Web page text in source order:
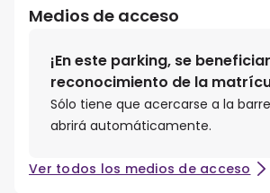
Medios de acceso
¡En este parking, se
reconocimiento de la
Sólo tiene que acercarse a la
abrirá automáticamente.
Ver todos los medios de acceso